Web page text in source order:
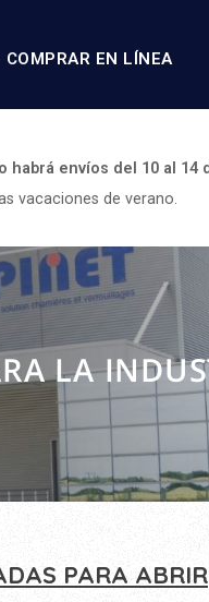
COMPRAR EN LÍNEA
habrá envíos del 10 al 14
vacaciones de verano.
LA
PARA ABRIR